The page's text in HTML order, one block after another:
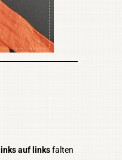
links auf linksfalten